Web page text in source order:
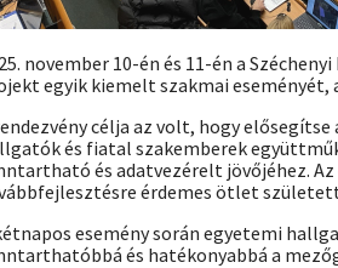
november 10-én és 11-én a
egyik kiemelt szakmai
célja az volt, hogy
és fiatal szakemberek
és adatvezérelt jövőjéhez.
érdemes ötlet
esemény során egyetemi
és hatékonyabbá a